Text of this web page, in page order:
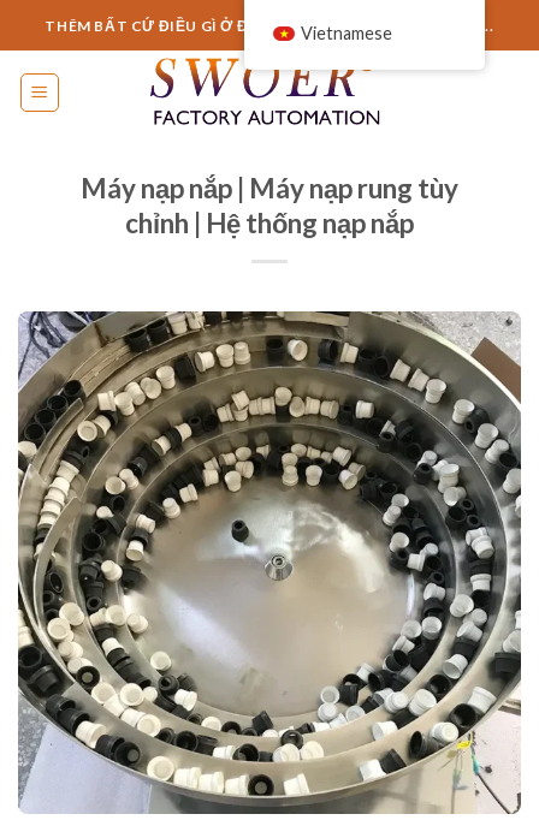
nội
dung
THÊM BẤT CỨ ĐIỀU GÌ Ở ĐÂY HOẶC CHỈ CẦN LOẠI BỎ NÓ...
Máy nạp nắp | Máy nạp rung tùy
chỉnh | Hệ thống nạp nắp
Vietnamese